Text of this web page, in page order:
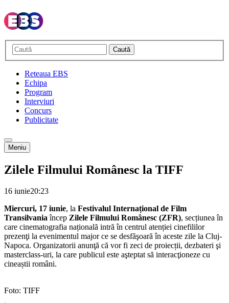
Caută
Reteaua EBS
Echipa
Program
Interviuri
Concurs
Publicitate
Meniu
Zilele Filmului Românesc la TIFF
16 iunie20:23
Miercuri, 17 iunie, la Festivalul Internațional de Film
Transilvaniaîncep Zilele Filmului Românesc (ZFR), secțiunea în
care cinematografia națională intră în centrul atenției cinefililor
prezenţi la evenimentul major ce se desfăşoară în aceste zile la Cluj-
Napoca. Organizatorii anunţă că vor fi zeci de proiecții, dezbateri şi
masterclass-uri, la care publicul este aşteptat să interacţioneze cu
cineaștii români.
Foto: TIFF